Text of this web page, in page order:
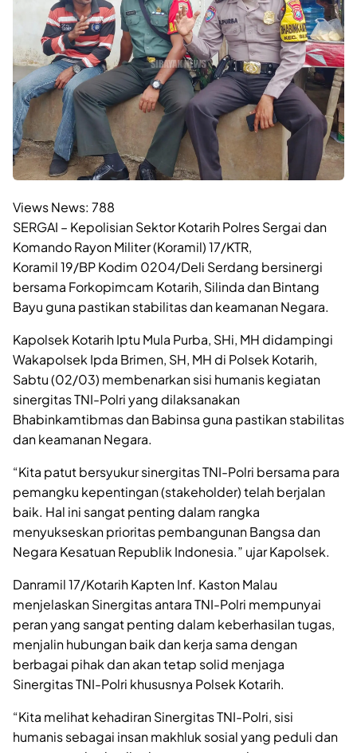
Views News: 788
SERGAI – Kepolisian Sektor Kotarih Polres Sergai dan
Komando Rayon Militer (Koramil) 17/KTR,
Koramil 19/BP Kodim 0204/Deli Serdang bersinergi
bersama Forkopimcam Kotarih, Silinda dan Bintang
Bayu guna pastikan stabilitas dan keamanan Negara.
Kapolsek Kotarih Iptu Mula Purba, SHi, MH didampingi
Wakapolsek Ipda Brimen, SH, MH di Polsek Kotarih,
Sabtu (02/03) membenarkan sisi humanis kegiatan
sinergitas TNI-Polri yang dilaksanakan
Bhabinkamtibmas dan Babinsa guna pastikan stabilitas
dan keamanan Negara.
“Kita patut bersyukur sinergitas TNI-Polri bersama para
pemangku kepentingan (stakeholder) telah berjalan
baik. Hal ini sangat penting dalam rangka
menyukseskan prioritas pembangunan Bangsa dan
Negara Kesatuan Republik Indonesia.” ujar Kapolsek.
Danramil 17/Kotarih Kapten Inf. Kaston Malau
menjelaskan Sinergitas antara TNI-Polri mempunyai
peran yang sangat penting dalam keberhasilan tugas,
menjalin hubungan baik dan kerja sama dengan
berbagai pihak dan akan tetap solid menjaga
Sinergitas TNI-Polri khususnya Polsek Kotarih.
“Kita melihat kehadiran Sinergitas TNI-Polri, sisi
humanis sebagai insan makhluk sosial yang peduli dan